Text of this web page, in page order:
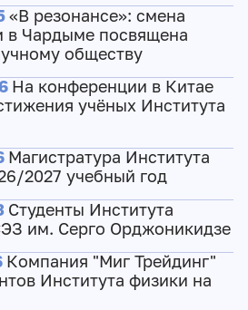
«В резонансе»: смена
в Чардыме посвящена
обществу
На конференции в Китае
учёных Института
Магистратура Института
2027 учебный год
Студенты Института
им. Серго Орджоникидзе
Компания "Миг Трейдинг"
Института физики на